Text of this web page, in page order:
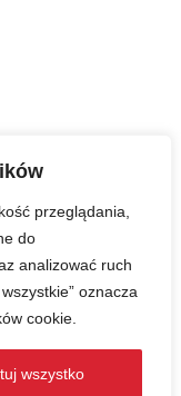
przeglądania,
do
analizować ruch
oznacza
cookie.
wszystko
przez cele Best